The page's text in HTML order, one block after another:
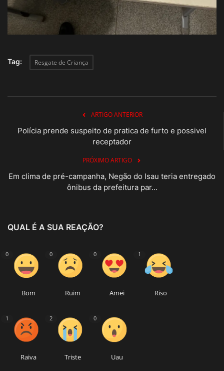
Tag: Resgate de Criança
ARTIGO ANTERIOR
Polícia prende suspeito de pratica de furto e possivel
receptador
PRÓXIMO ARTIGO
Em clima de pré-campanha, Negão do Isau teria entregado
ônibus da prefeitura par...
QUAL É A SUA REAÇÃO?
0
Bom
0
Ruim
0
Amei
1
Riso
1
Raiva
2
Triste
0
Uau